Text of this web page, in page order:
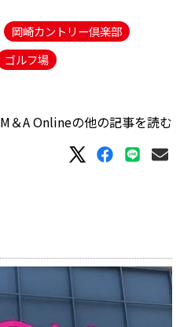
岡崎カントリー倶楽部
ゴルフ場
M＆A Onlineの他の記事を読む